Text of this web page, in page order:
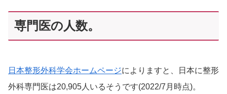
専門医の人数。
日本整形外科学会ホームページによりますと、日本に整形
外科専門医は20,905人いるそうです(2022/7月時点)。